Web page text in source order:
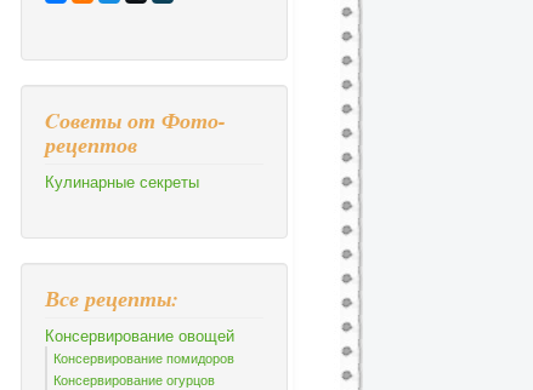
Cоветы от Фото-
рецептов
Кулинарные секреты
Все рецепты:
Консервирование овощей
Консервирование помидоров
Консервирование огурцов